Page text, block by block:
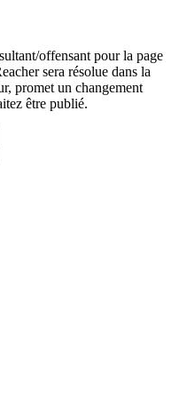
offensant pour la page
sera résolue dans la
promet un changement
être publié.